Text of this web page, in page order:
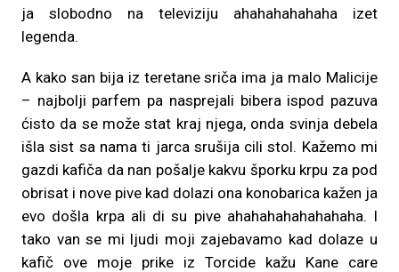
ja slobodno na televiziju ahahahahahaha izet
legenda.
A kako san bija iz teretane sriča ima ja malo Malicije
– najbolji parfem pa nasprejali bibera ispod pazuva
ćisto da se može stat kraj njega, onda svinja debela
išla sist sa nama ti jarca srušija cili stol. Kažemo mi
gazdi kafiča da nan pošalje kakvu šporku krpu za pod
obrisat i nove pive kad dolazi ona konobarica kažen ja
evo došla krpa ali di su pive ahahahahahahahaha. I
tako van se mi ljudi moji zajebavamo kad dolaze u
kafič ove moje prike iz Torcide kažu Kane care